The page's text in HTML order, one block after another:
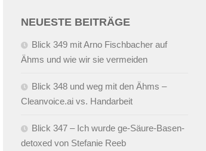
NEUESTE BEITRÄGE
Blick 349 mit Arno Fischbacher auf
Ähms und wie wir sie vermeiden
Blick 348 und weg mit den Ähms –
Cleanvoice.ai vs. Handarbeit
Blick 347 – Ich wurde ge-Säure-Basen-
detoxed von Stefanie Reeb